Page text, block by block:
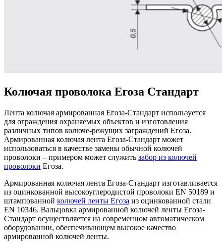
Колючая проволока Егоза Стандарт
Лента колючая армированная Егоза-Стандарт используется
для ограждения охраняемых объектов и изготовления
различных типов колюче-режущих заграждений Егоза.
Армированная колючая лента Егоза-Стандарт может
использоваться в качестве замены обычной колючей
проволоки – примером может служить забор из колючей
проволоки Егоза.
Армированная колючая лента Егоза-Стандарт изготавливается
из оцинкованной высокоуглеродистой проволоки EN 50189 и
штампованной колючей ленты Егоза из оцинкованной стали
EN 10346. Вальцовка армированной колючей ленты Егоза-
Стандарт осуществляется на современном автоматическом
оборудовании, обеспечивающем высокое качество
армированной колючей ленты.